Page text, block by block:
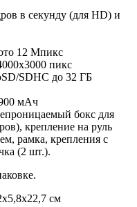
в секунду (для HD) и
12 Мпикс
пикс
SDHC до 32 ГБ
мАч
бокс для
крепление на руль
рамка, крепления с
(2 шт.).
см